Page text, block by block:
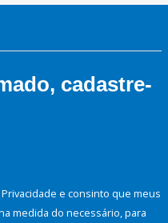
cadastre-
e consinto que meus
medida do necessário, para